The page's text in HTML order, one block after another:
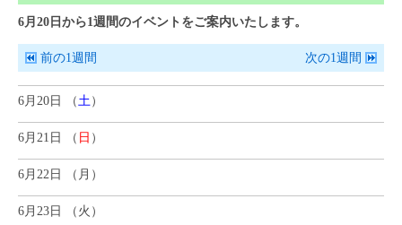
6月 20 日 から1週間のイベントをご案内いたします。
前の1週間 次の1週間
6月20日 （土）
6月21日 （ 日 ）
6月22日 （ 月 ）
6月23日 （ 火 ）